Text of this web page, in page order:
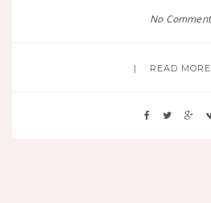
No Comment
READ MORE